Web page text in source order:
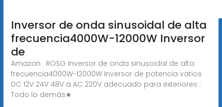
Inversor de onda sinusoidal de alta
frecuencia4000W-12000W Inversor
de
Amazon : ROSG Inversor de onda sinusoidal de alta
frecuencia4000W-12000W Inversor de potencia vatios
DC 12V 24V 48V a AC 220V adecuado para exteriores :
Todo lo demás★